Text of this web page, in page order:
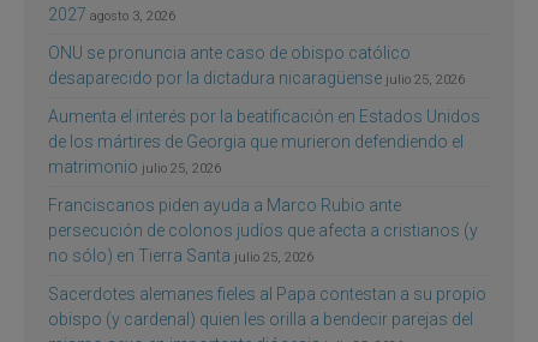
2027 agosto 3, 2026
ONU se pronuncia ante caso de obispo católico
desaparecido por la dictadura nicaragüense julio 25, 2026
Aumenta el interés por la beatificación en Estados Unidos
de los mártires de Georgia que murieron defendiendo el
matrimonio julio 25, 2026
Franciscanos piden ayuda a Marco Rubio ante
persecución de colonos judíos que afecta a cristianos (y
no sólo) en Tierra Santa julio 25, 2026
Sacerdotes alemanes fieles al Papa contestan a su propio
obispo (y cardenal) quien les orilla a bendecir parejas del